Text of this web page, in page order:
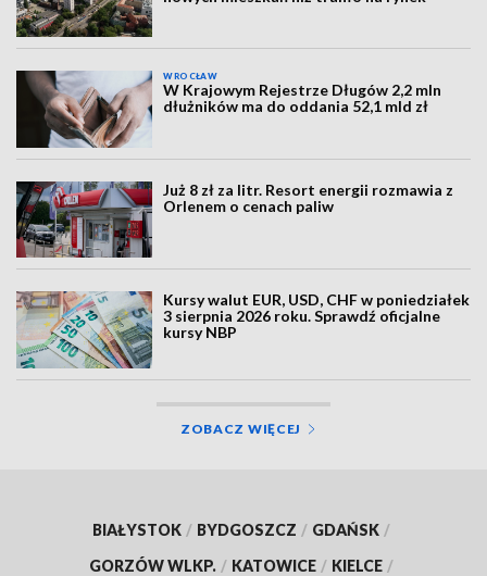
WROCŁAW
W Krajowym Rejestrze Długów 2,2 mln
dłużników ma do oddania 52,1 mld zł
Już 8 zł za litr. Resort energii rozmawia z
Orlenem o cenach paliw
Kursy walut EUR, USD, CHF w poniedziałek
3 sierpnia 2026 roku. Sprawdź oficjalne
kursy NBP
ZOBACZ WIĘCEJ
BIAŁYSTOK / BYDGOSZCZ / GDAŃSK /
GORZÓW WLKP. / KATOWICE / KIELCE /